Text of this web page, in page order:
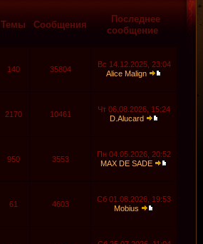
Темы Сообщения
Последнее
сообщение
140 35804
Вс 14.12.2025, 23:04
Alice Malign
2170 10461
Чт 06.08.2026, 15:24
D.Alucard
950 3553
Пн 04.05.2026, 20:52
MAX DE SADE
61 4603
Сб 01.08.2026, 19:53
Mobius